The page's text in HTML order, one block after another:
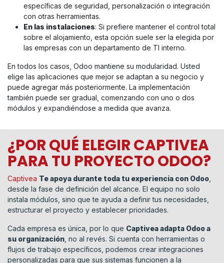
específicas de seguridad, personalización o integración
con otras herramientas.
En las instalaciones: Si prefiere mantener el control total
sobre el alojamiento, esta opción suele ser la elegida por
las empresas con un departamento de TI interno.
En todos los casos, Odoo mantiene su modularidad. Usted
elige las aplicaciones que mejor se adaptan a su negocio y
puede agregar más posteriormente. La implementación
también puede ser gradual, comenzando con uno o dos
módulos y expandiéndose a medida que avanza.
¿POR QUÉ ELEGIR CAPTIVEA
PARA TU PROYECTO ODOO?
Captivea Te apoya durante toda tu experiencia con Odoo
desde la fase de definición del alcance. El equipo no solo
instala módulos, sino que te ayuda a definir tus necesidades,
estructurar el proyecto y establecer prioridades.
Cada empresa es única, por lo que Captivea adapta Odoo a
su organización , no al revés. Si cuenta con herramientas o
flujos de trabajo específicos, podemos crear integraciones
personalizadas para que sus sistemas funcionen a la